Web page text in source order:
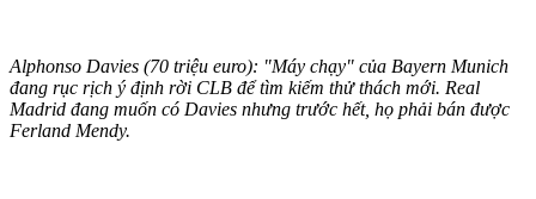
Alphonso Davies (70 triệu euro): "Máy chạy" của Bayern Munich
đang rục rịch ý định rời CLB để tìm kiếm thử thách mới. Real
Madrid đang muốn có Davies nhưng trước hết, họ phải bán được
Ferland Mendy.